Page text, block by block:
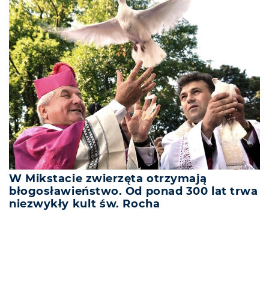
W Mikstacie zwierzęta otrzymają
błogosławieństwo. Od ponad 300 lat trwa
niezwykły kult św. Rocha